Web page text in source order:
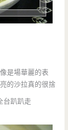
是場華麗的表
的沙拉真的很捨